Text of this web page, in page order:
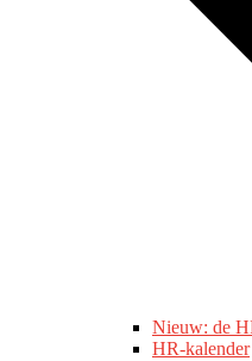
Nieuw: de
HR-kalender